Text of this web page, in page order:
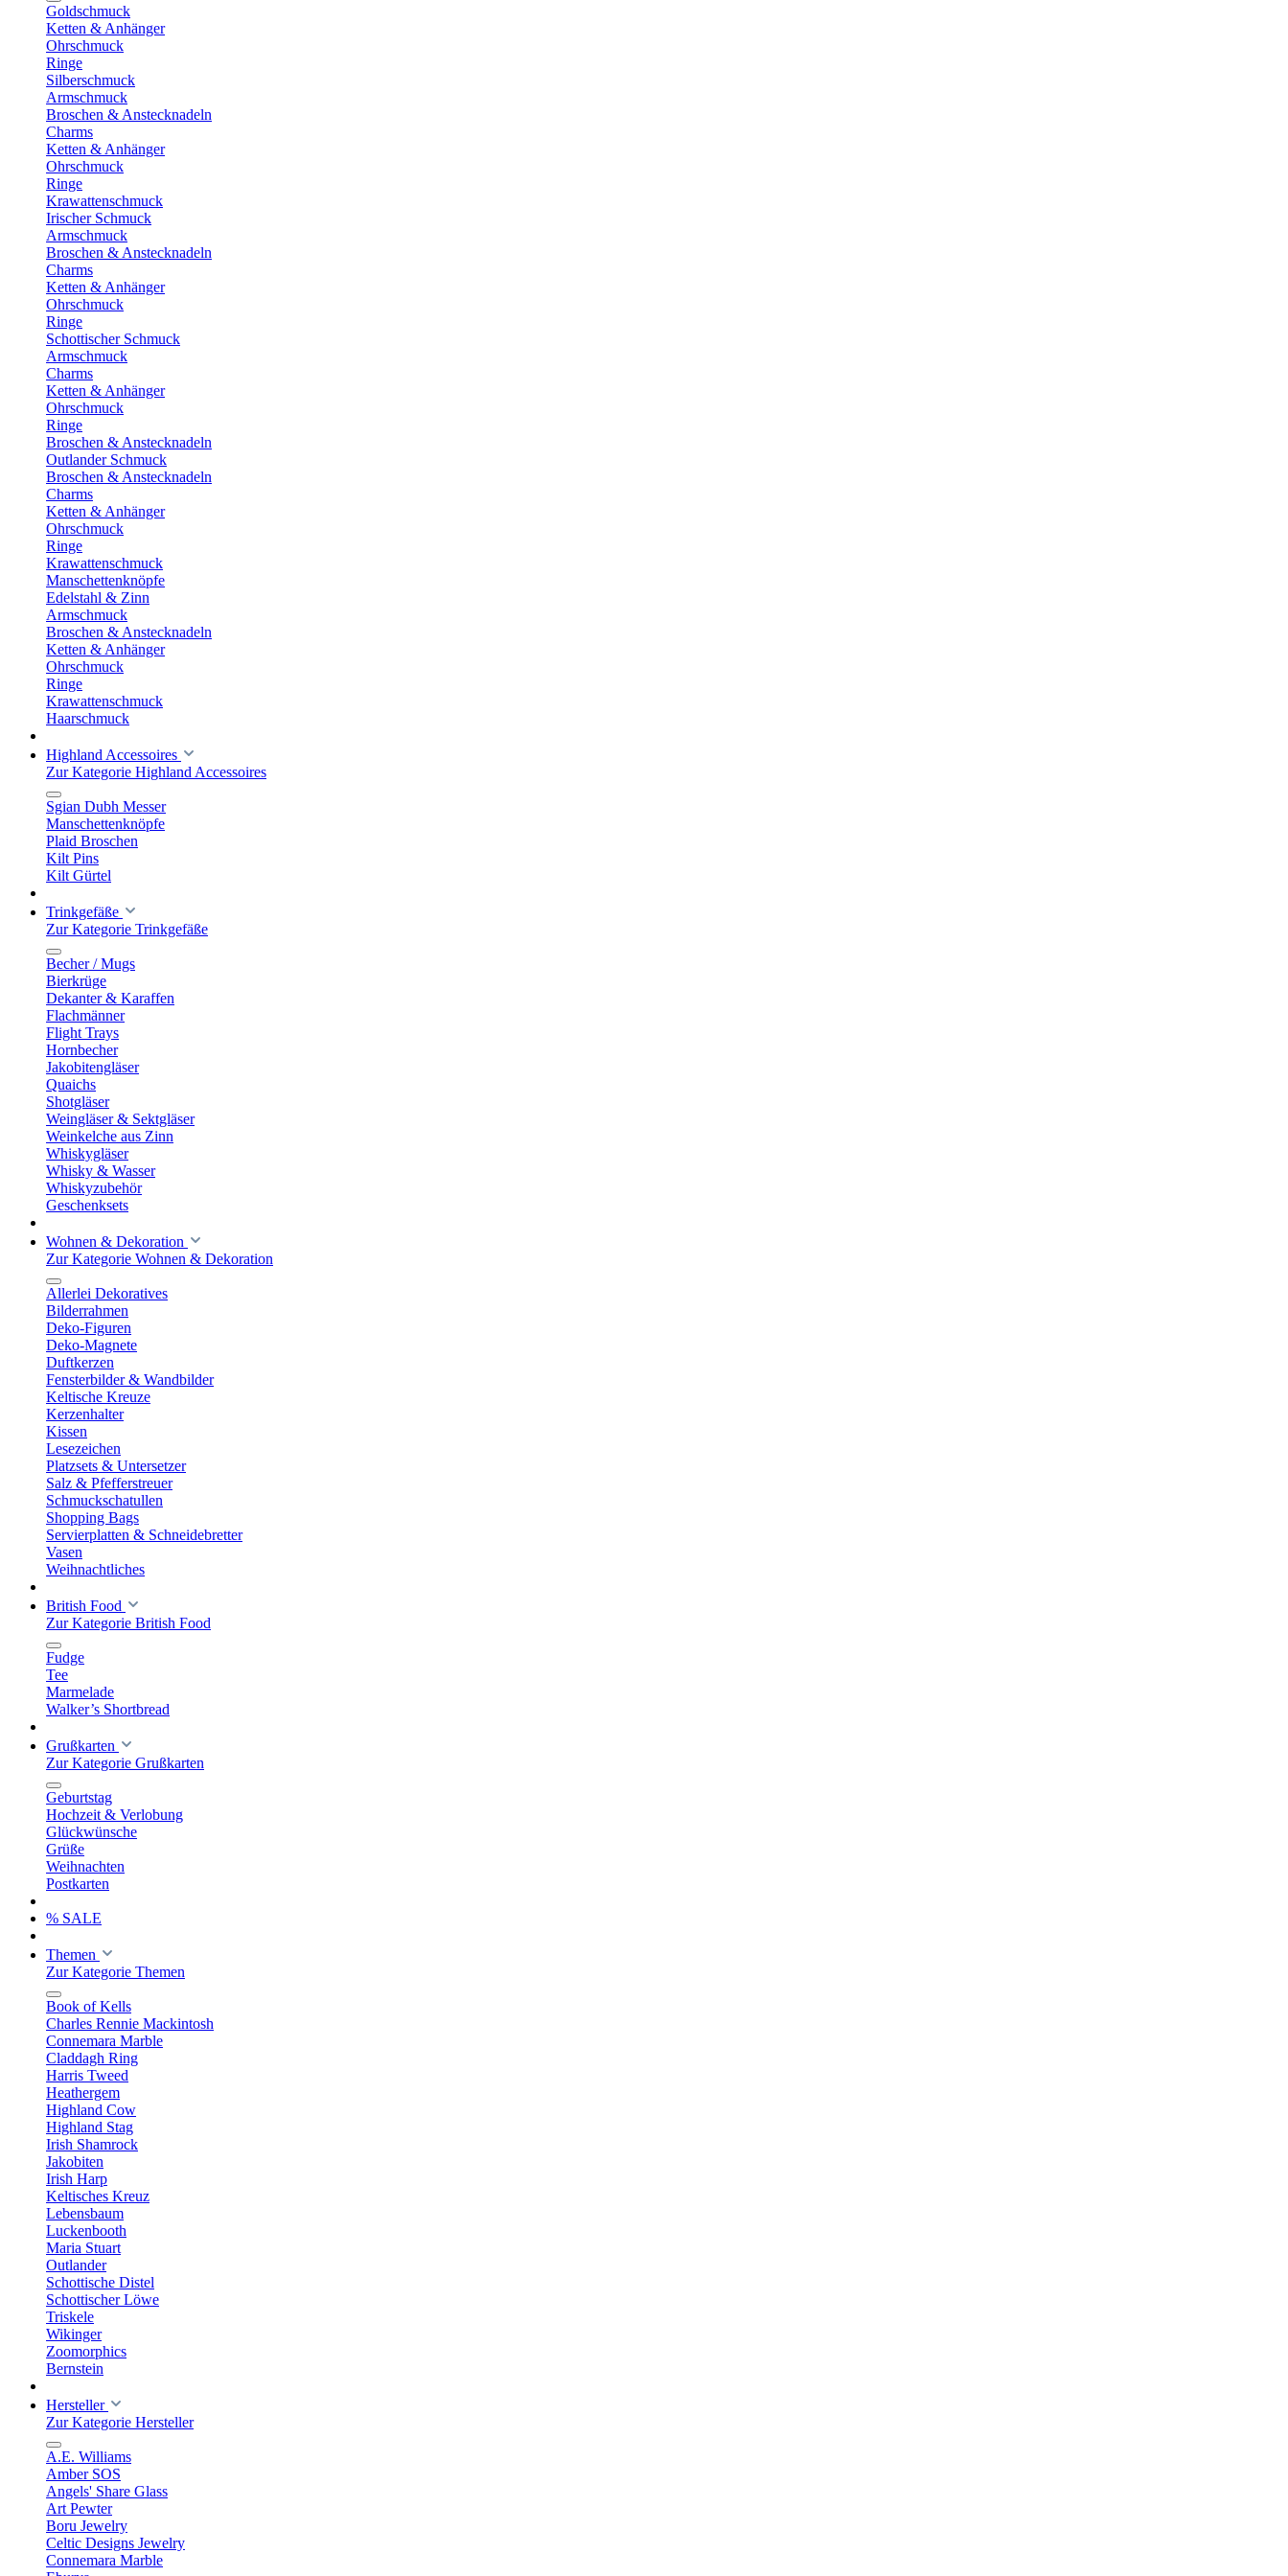
Goldschmuck
Ketten & Anhänger
Ohrschmuck
Ringe
Silberschmuck
Armschmuck
Broschen & Anstecknadeln
Charms
Ketten & Anhänger
Ohrschmuck
Ringe
Krawattenschmuck
Irischer Schmuck
Armschmuck
Broschen & Anstecknadeln
Charms
Ketten & Anhänger
Ohrschmuck
Ringe
Schottischer Schmuck
Armschmuck
Charms
Ketten & Anhänger
Ohrschmuck
Ringe
Broschen & Anstecknadeln
Outlander Schmuck
Broschen & Anstecknadeln
Charms
Ketten & Anhänger
Ohrschmuck
Ringe
Krawattenschmuck
Manschettenknöpfe
Edelstahl & Zinn
Armschmuck
Broschen & Anstecknadeln
Ketten & Anhänger
Ohrschmuck
Ringe
Krawattenschmuck
Haarschmuck
Highland Accessoires
Zur Kategorie Highland Accessoires
Sgian Dubh Messer
Manschettenknöpfe
Plaid Broschen
Kilt Pins
Kilt Gürtel
Trinkgefäße
Zur Kategorie Trinkgefäße
Becher / Mugs
Bierkrüge
Dekanter & Karaffen
Flachmänner
Flight Trays
Hornbecher
Jakobitengläser
Quaichs
Shotgläser
Weingläser & Sektgläser
Weinkelche aus Zinn
Whiskygläser
Whisky & Wasser
Whiskyzubehör
Geschenksets
Wohnen & Dekoration
Zur Kategorie Wohnen & Dekoration
Allerlei Dekoratives
Bilderrahmen
Deko-Figuren
Deko-Magnete
Duftkerzen
Fensterbilder & Wandbilder
Keltische Kreuze
Kerzenhalter
Kissen
Lesezeichen
Platzsets & Untersetzer
Salz & Pfefferstreuer
Schmuckschatullen
Shopping Bags
Servierplatten & Schneidebretter
Vasen
Weihnachtliches
British Food
Zur Kategorie British Food
Fudge
Tee
Marmelade
Walker’s Shortbread
Grußkarten
Zur Kategorie Grußkarten
Geburtstag
Hochzeit & Verlobung
Glückwünsche
Grüße
Weihnachten
Postkarten
% SALE
Themen
Zur Kategorie Themen
Book of Kells
Charles Rennie Mackintosh
Connemara Marble
Claddagh Ring
Harris Tweed
Heathergem
Highland Cow
Highland Stag
Irish Shamrock
Jakobiten
Irish Harp
Keltisches Kreuz
Lebensbaum
Luckenbooth
Maria Stuart
Outlander
Schottische Distel
Schottischer Löwe
Triskele
Wikinger
Zoomorphics
Bernstein
Hersteller
Zur Kategorie Hersteller
A.E. Williams
Amber SOS
Angels' Share Glass
Art Pewter
Boru Jewelry
Celtic Designs Jewelry
Connemara Marble